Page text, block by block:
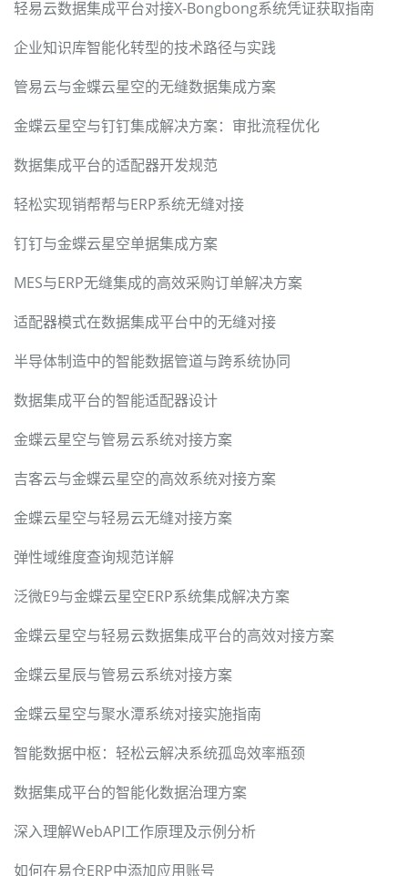
轻易云数据集成平台对接X-Bongbong系统凭证获取指南
企业知识库智能化转型的技术路径与实践
管易云与金蝶云星空的无缝数据集成方案
金蝶云星空与钉钉集成解决方案：审批流程优化
数据集成平台的适配器开发规范
轻松实现销帮帮与ERP系统无缝对接
钉钉与金蝶云星空单据集成方案
MES与ERP无缝集成的高效采购订单解决方案
适配器模式在数据集成平台中的无缝对接
半导体制造中的智能数据管道与跨系统协同
数据集成平台的智能适配器设计
金蝶云星空与管易云系统对接方案
吉客云与金蝶云星空的高效系统对接方案
金蝶云星空与轻易云无缝对接方案
弹性域维度查询规范详解
泛微E9与金蝶云星空ERP系统集成解决方案
金蝶云星空与轻易云数据集成平台的高效对接方案
金蝶云星辰与管易云系统对接方案
金蝶云星空与聚水潭系统对接实施指南
智能数据中枢：轻松云解决系统孤岛效率瓶颈
数据集成平台的智能化数据治理方案
深入理解WebAPI工作原理及示例分析
如何在易仓ERP中添加应用账号